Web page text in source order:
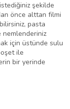
şekilde
önce alttan filmi
pasta
nemlenderiniz
için üstünde sulu
ile
bir yerinde